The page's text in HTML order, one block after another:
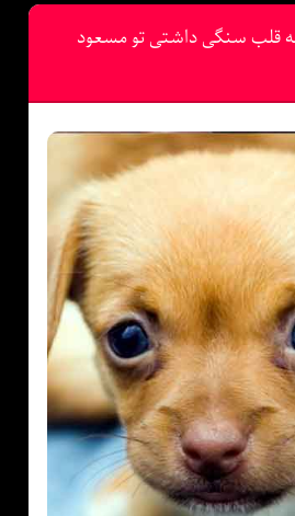
قلب سنگی داشتی تو مسعود